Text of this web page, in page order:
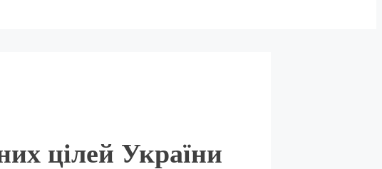
цілей України